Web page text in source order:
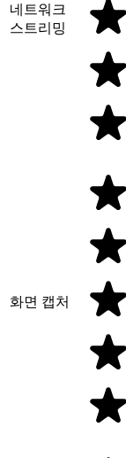
네트워크
스트리밍
화면 캡처